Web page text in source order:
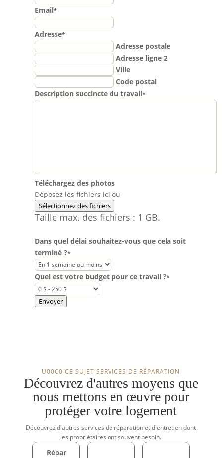
Email*
Adresse*
Adresse postale
Adresse ligne 2
Ville
Code postal
Description succincte du travail*
Téléchargez des photos
Déposez les fichiers ici ou
Sélectionnez des fichiers
Taille max. des fichiers : 1 GB.
Dans quel délai souhaitez-vous que cela soit
terminé ?*
Quel est votre budget pour ce travail ?*
Envoyer
U00C0 CE SUJET SERVICES DE RÉPARATION
Découvrez d'autres moyens que
nous mettons en œuvre pour
protéger votre logement
Découvrez d'autres services de réparation et d'entretien dont
les propriétaires ont souvent besoin.
Répar